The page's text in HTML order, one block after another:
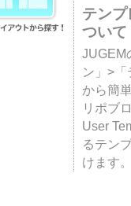
テン
ついて
JUGEM
ン」>
から簡
リポブ
User
るテン
けます